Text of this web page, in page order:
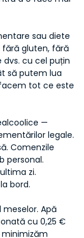
sau diete
fără gluten, fără
cu cel puțin
să putem lua
tot ce este
—
legale.
Comenzile
personal.
zi.
bord.
Apă
cu 0,25 €